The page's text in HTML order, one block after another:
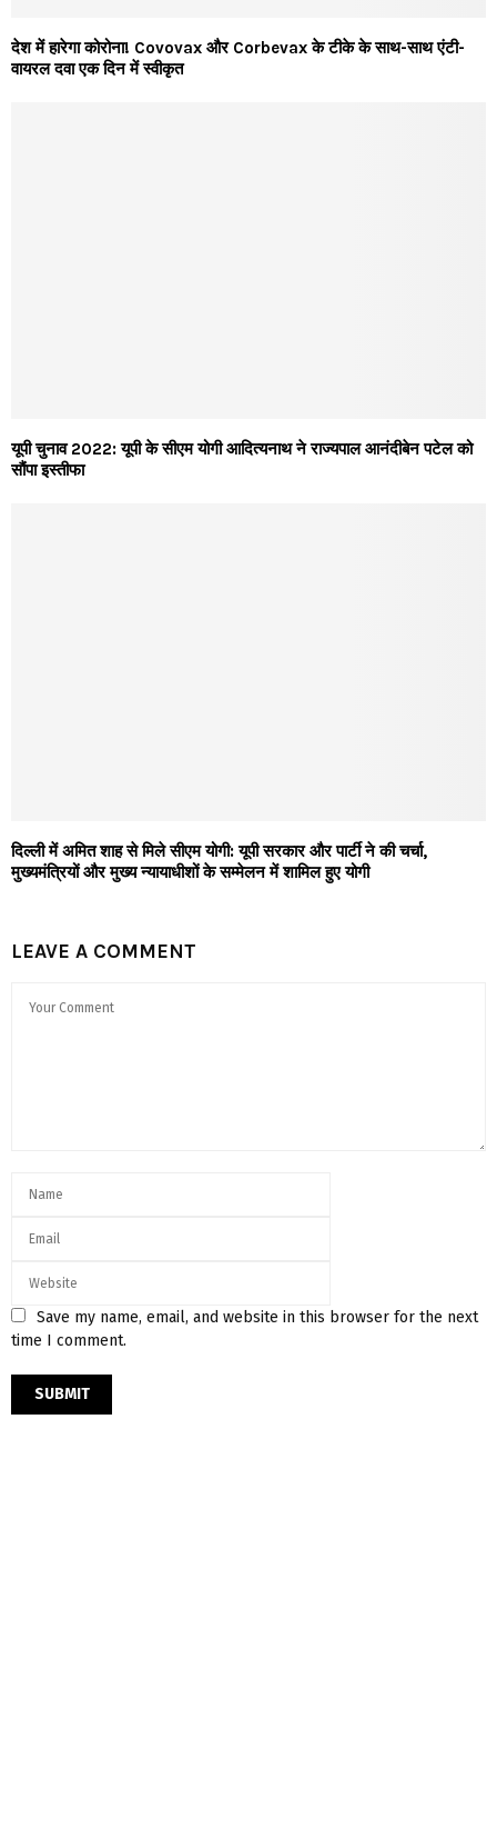
देश में हारेगा कोरोना! Covovax और Corbevax के टीके के साथ-साथ एंटी-
वायरल दवा एक दिन में स्वीकृत
यूपी चुनाव 2022: यूपी के सीएम योगी आदित्यनाथ ने राज्यपाल आनंदीबेन पटेल को
सौंपा इस्तीफा
दिल्ली में अमित शाह से मिले सीएम योगी: यूपी सरकार और पार्टी ने की चर्चा,
मुख्यमंत्रियों और मुख्य न्यायाधीशों के सम्मेलन में शामिल हुए योगी
LEAVE A COMMENT
Save my name, email, and website in this browser for the next
time I comment.